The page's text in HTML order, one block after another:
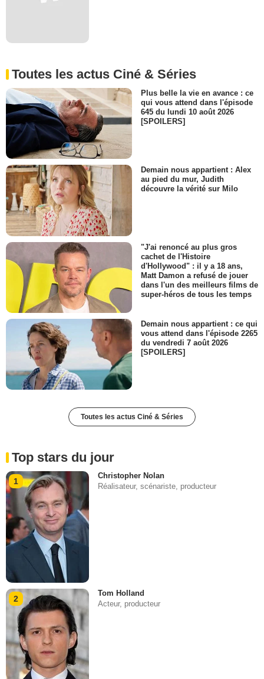
Toutes les actus Ciné & Séries
Plus belle la vie en avance : ce
qui vous attend dans l'épisode
645 du lundi 10 août 2026
[SPOILERS]
Demain nous appartient : Alex
au pied du mur, Judith
découvre la vérité sur Milo
"J'ai renoncé au plus gros
cachet de l'Histoire
d'Hollywood" : il y a 18 ans,
Matt Damon a refusé de jouer
dans l'un des meilleurs films de
super-héros de tous les temps
Demain nous appartient : ce qui
vous attend dans l'épisode 2265
du vendredi 7 août 2026
[SPOILERS]
Toutes les actus Ciné & Séries
Top stars du jour
1
Christopher Nolan
Réalisateur, scénariste, producteur
2
Tom Holland
Acteur, producteur